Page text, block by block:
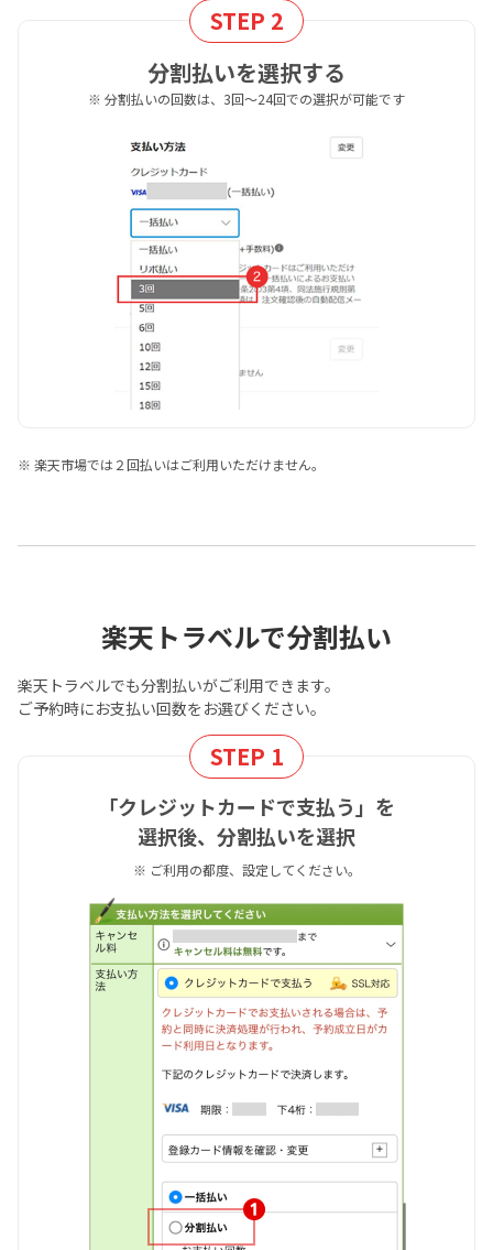
STEP 2
分割払いを選択する
※ 分割払いの回数は、3回～24回での選択が可能です
※ 楽天市場では２回払いはご利用いただけません。
楽天トラベルで分割払い
楽天トラベルでも分割払いがご利用できます。
ご予約時にお支払い回数をお選びください。
STEP 1
「クレジットカードで支払う」を
選択後、分割払いを選択
※ ご利用の都度、設定してください。